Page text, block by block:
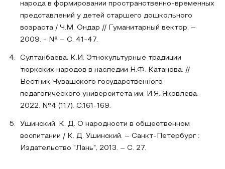
народа в формировании пространственно-временных
представлений у детей старшего дошкольного
возраста / Ч.М. Ондар // Гуманитарный вектор. –
2009. - № – С. 41-47.
Султанбаева, К.И. Этнокультурные традиции
тюркских народов в наследии Н.Ф. Катанова. //
Вестник Чувашского государственного
педагогического университета им. И.Я. Яковлева.
2022. №4 (117). С.161-169.
Ушинский, К. Д. О народности в общественном
воспитании / К. Д. Ушинский. – Санкт-Петербург :
Издательство "Лань", 2013. – С. 27.